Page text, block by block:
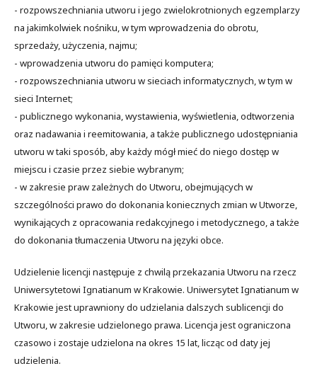
- rozpowszechniania utworu i jego zwielokrotnionych egzemplarzy
na jakimkolwiek nośniku, w tym wprowadzenia do obrotu,
sprzedaży, użyczenia, najmu;
- wprowadzenia utworu do pamięci komputera;
- rozpowszechniania utworu w sieciach informatycznych, w tym w
sieci Internet;
- publicznego wykonania, wystawienia, wyświetlenia, odtworzenia
oraz nadawania i reemitowania, a także publicznego udostępniania
utworu w taki sposób, aby każdy mógł mieć do niego dostęp w
miejscu i czasie przez siebie wybranym;
- w zakresie praw zależnych do Utworu, obejmujących w
szczególności prawo do dokonania koniecznych zmian w Utworze,
wynikających z opracowania redakcyjnego i metodycznego, a także
do dokonania tłumaczenia Utworu na języki obce.
Udzielenie licencji następuje z chwilą przekazania Utworu na rzecz
Uniwersytetowi Ignatianum w Krakowie. Uniwersytet Ignatianum w
Krakowie jest uprawniony do udzielania dalszych sublicencji do
Utworu, w zakresie udzielonego prawa. Licencja jest ograniczona
czasowo i zostaje udzielona na okres 15 lat, licząc od daty jej
udzielenia.